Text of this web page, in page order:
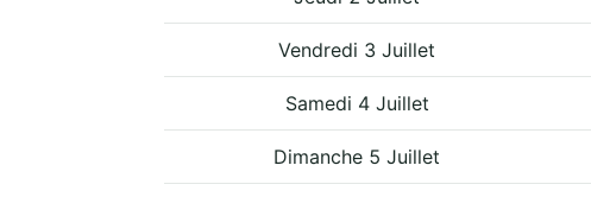
Vendredi 3 Juillet
Samedi 4 Juillet
Dimanche 5 Juillet